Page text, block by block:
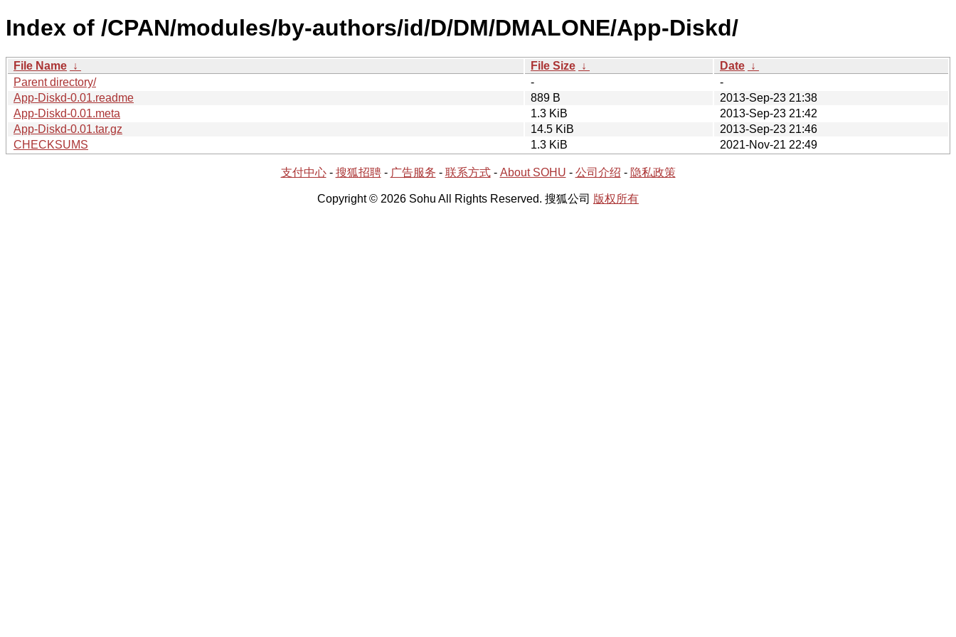
Index of /CPAN/modules/by-authors/id/D/DM/DMALONE/App-Diskd/
File Name ↓ File Size ↓ Date ↓
Parent directory/
-
-
App-Diskd-0.01.readme
889 B
2013-Sep-23 21:38
App-Diskd-0.01.meta
1.3 KiB
2013-Sep-23 21:42
App-Diskd-0.01.tar.gz
14.5 KiB
2013-Sep-23 21:46
CHECKSUMS
1.3 KiB 2021-Nov-21 22:49
支付中心- 搜狐招聘- 广告服务 - 联系方式- About SOHU - 公司介绍 - 隐私政策
Copyright © 2026 Sohu All Rights Reserved. 搜狐公司 版权所有